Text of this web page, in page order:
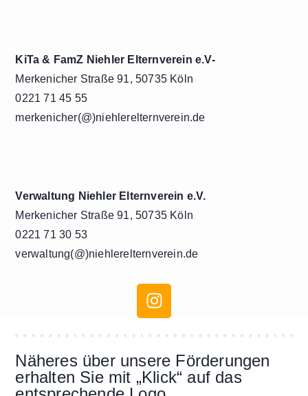
KiTa & FamZ Niehler Elternverein e.V-
Merkenicher Straße 91, 50735 Köln
0221 71 45 55
merkenicher(@)niehlerelternverein.de
Verwaltung Niehler Elternverein e.V.
Merkenicher Straße 91, 50735 Köln
0221 71 30 53
verwaltung(@)niehlerelternverein.de
Näheres über unsere Förderungen
erhalten Sie mit „Klick“ auf das